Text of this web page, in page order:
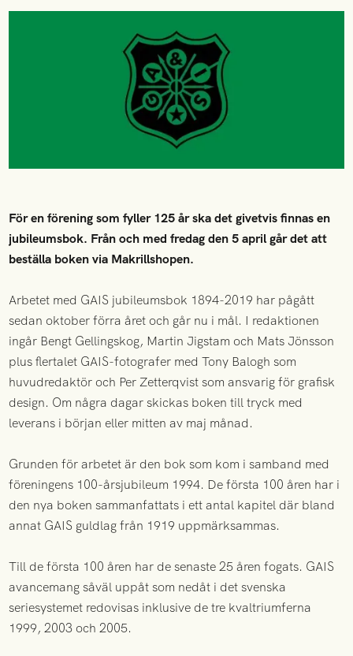
För en förening som fyller 125 år ska det givetvis finnas en
jubileumsbok. Från och med fredag den 5 april går det att
beställa boken via Makrillshopen.
Arbetet med GAIS jubileumsbok 1894-2019 har pågått
sedan oktober förra året och går nu i mål. I redaktionen
ingår Bengt Gellingskog, Martin Jigstam och Mats Jönsson
plus flertalet GAIS-fotografer med Tony Balogh som
huvudredaktör och Per Zetterqvist som ansvarig för grafisk
design. Om några dagar skickas boken till tryck med
leverans i början eller mitten av maj månad.
Grunden för arbetet är den bok som kom i samband med
föreningens 100-årsjubileum 1994. De första 100 åren har i
den nya boken sammanfattats i ett antal kapitel där bland
annat GAIS guldlag från 1919 uppmärksammas.
Till de första 100 åren har de senaste 25 åren fogats. GAIS
avancemang såväl uppåt som nedåt i det svenska
seriesystemet redovisas inklusive de tre kvaltriumferna
1999, 2003 och 2005.